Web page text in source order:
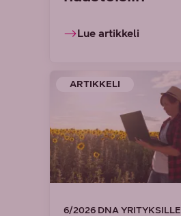
Lue artikkeli
ARTIKKELI
6/2026 DNA YRITYKSILLE